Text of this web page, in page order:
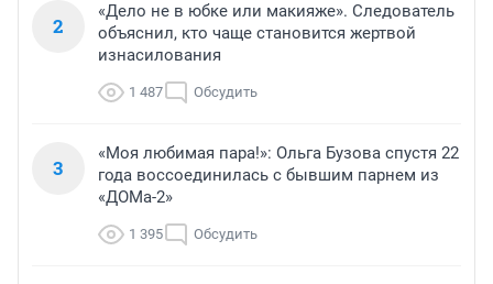
2
«Дело не в юбке или макияже». Следователь
объяснил, кто чаще становится жертвой
изнасилования
1 487 Обсудить
3
«Моя любимая пара!»: Ольга Бузова спустя 22
года воссоединилась с бывшим парнем из
«ДОМа-2»
1 395 Обсудить